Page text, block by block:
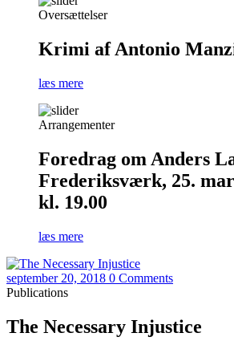
Oversættelser
Krimi af Antonio
læs mere
Arrangementer
Foredrag om Anders
Frederiksværk, 25.
kl. 19.00
læs mere
september 20, 2018 0 Comments
Publications
The Necessary Injustice